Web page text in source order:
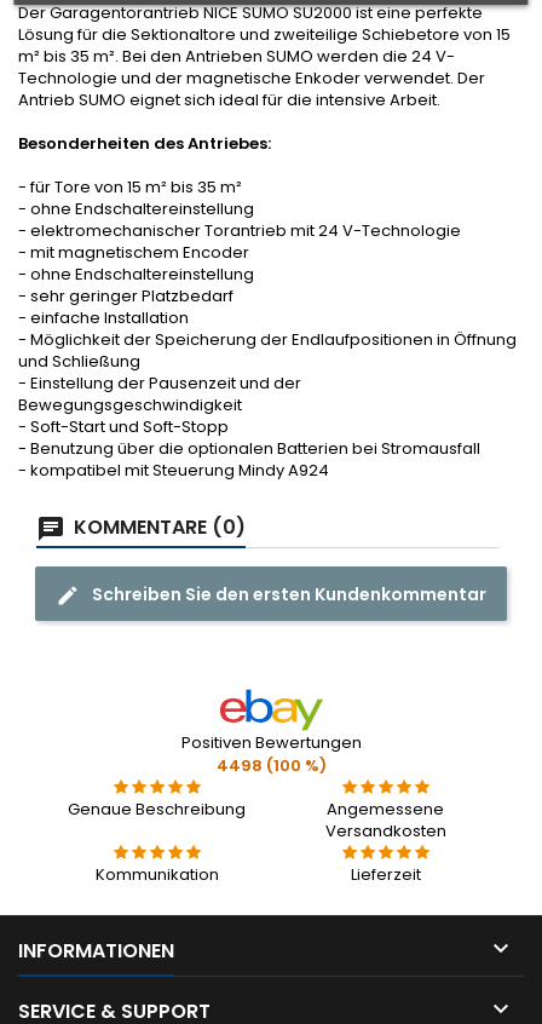
Der Garagentorantrieb NICE SUMO SU2000 ist eine perfekte
Lösung für die Sektionaltore und zweiteilige Schiebetore von 15
m² bis 35 m². Bei den Antrieben SUMO werden die 24 V-
Technologie und der magnetische Enkoder verwendet. Der
Antrieb SUMO eignet sich ideal für die intensive Arbeit.
Besonderheiten des Antriebes:
- für Tore von 15 m² bis 35 m²
- ohne Endschaltereinstellung
- elektromechanischer Torantrieb mit 24 V-Technologie
- mit magnetischem Encoder
- ohne Endschaltereinstellung
- sehr geringer Platzbedarf
- einfache Installation
- Möglichkeit der Speicherung der Endlaufpositionen in Öffnung
und Schließung
- Einstellung der Pausenzeit und der
Bewegungsgeschwindigkeit
- Soft-Start und Soft-Stopp
- Benutzung über die optionalen Batterien bei Stromausfall
- kompatibel mit Steuerung Mindy A924
KOMMENTARE (0)
Schreiben Sie den ersten Kundenkommentar
Positiven Bewertungen
4498 (100 %)
Genaue Beschreibung
Angemessene
Versandkosten
Kommunikation
Lieferzeit
INFORMATIONEN 
SERVICE & SUPPORT 